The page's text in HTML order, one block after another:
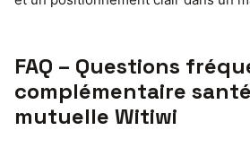
FAQ – Questions
complémentaire
mutuelle Witiwi